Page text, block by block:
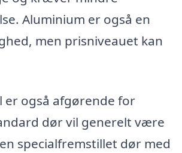
Aluminium er også en
men prisniveauet kan
er også afgørende for
dør vil generelt være
specialfremstillet dør med